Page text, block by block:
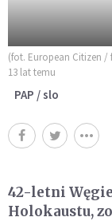
(fot. European Citizen /
13 lat temu
PAP / slo
42-letni
Holokaustu,